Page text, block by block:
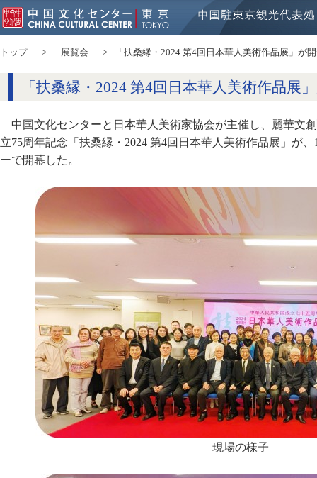
トップ 展覧会 「扶桑縁・2024 第4回日本華人美術作品展」が
「扶桑縁・2024 第4回日本華人美術作品展
中国文化センターと日本華人美術家協会が主催し、麗華文
立75周年記念「扶桑縁・2024 第4回日本華人美術作品展」が
ーで開幕した。
現場の様子